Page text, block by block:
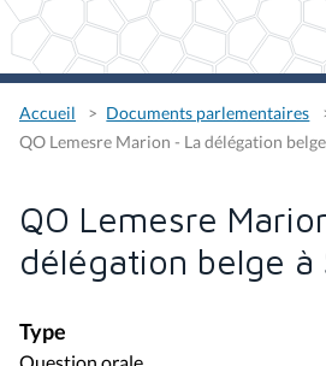
Accueil
Documents parlementaires
QO Lemesre Marion - La délégation
QO Lemesre
délégation belge à
Type